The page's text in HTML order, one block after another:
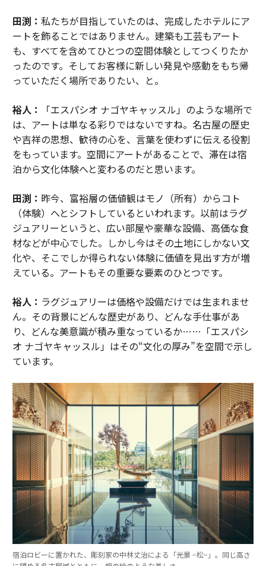
田渕： 私たちが目指していたのは、完成したホテルにア
ートを飾ることではありません。建築も工芸もアート
も、すべてを含めてひとつの空間体験としてつくりたか
ったのです。そしてお客様に新しい発見や感動をもち帰
っていただく場所でありたい、と。
裕人：
「エスパシオ ナゴヤキャッスル」のような場所で
は、アートは単なる彩りではないですね。名古屋の歴史
や吉祥の思想、歓待の心を、言葉を使わずに伝える役割
をもっています。空間にアートがあることで、滞在は宿
泊から文化体験へと変わるのだと思います。
田渕： 昨今、富裕層の価値観はモノ（所有）からコト
（体験）へとシフトしているといわれます。以前はラグ
ジュアリーというと、広い部屋や豪華な設備、高価な食
材などが中心でした。しかし今はその土地にしかない文
化や、そこでしか得られない体験に価値を見出す方が増
えている。アートもその重要な要素のひとつです。
裕人： ラグジュアリーは価格や設備だけでは生まれませ
ん。その背景にどんな歴史があり、どんな手仕事があ
り、どんな美意識が積み重なっているか……「エスパシ
オ ナゴヤキャッスル」はその“文化の厚み”を空間で示し
ています。
宿泊ロビーに置かれた、彫刻家の中林丈治による「光景 −松−」。同じ高さ